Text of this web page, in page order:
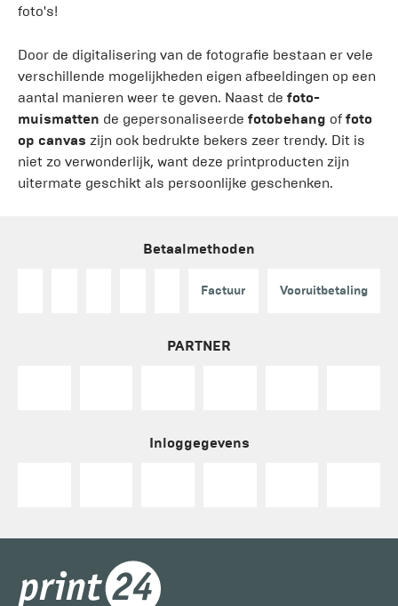
foto's!
Door de digitalisering van de fotografie bestaan er vele
verschillende mogelijkheden eigen afbeeldingen op een
aantal manieren weer te geven. Naast de foto-
muismatten de gepersonaliseerde fotobehang of foto
op canvas zijn ook bedrukte bekers zeer trendy. Dit is
niet zo verwonderlijk, want deze printproducten zijn
uitermate geschikt als persoonlijke geschenken.
Betaalmethoden
Factuur Vooruitbetaling
PARTNER
Inloggegevens